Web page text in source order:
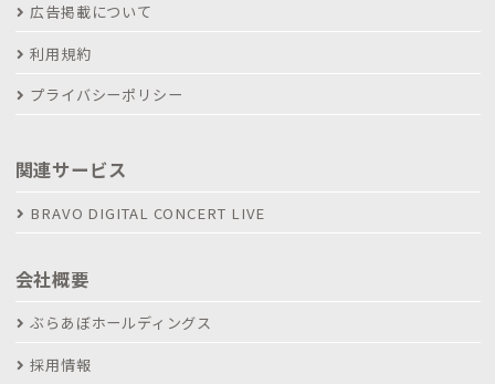
広告掲載について
利用規約
プライバシーポリシー
関連サービス
BRAVO DIGITAL CONCERT LIVE
会社概要
ぶらあぼホールディングス
採用情報